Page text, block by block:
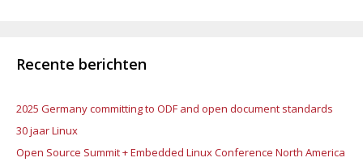
Recente berichten
2025 Germany committing to ODF and open document standards
30 jaar Linux
Open Source Summit + Embedded Linux Conference North America